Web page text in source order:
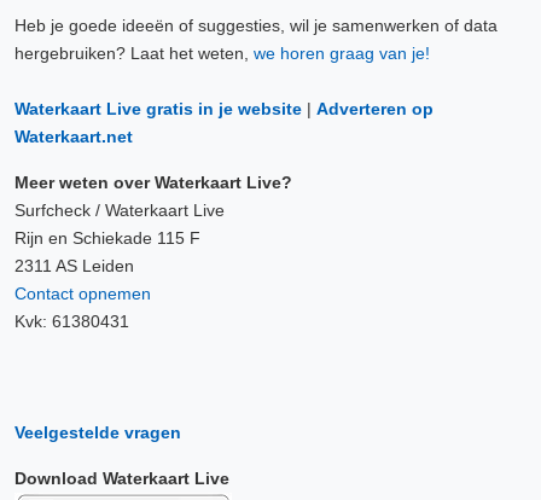
Heb je goede ideeën of suggesties, wil je samenwerken of data
hergebruiken? Laat het weten, we horen graag van je!
Waterkaart Live gratis in je website | Adverteren op
Waterkaart.net
Meer weten over Waterkaart Live?
Surfcheck / Waterkaart Live
Rijn en Schiekade 115 F
2311 AS Leiden
Contact opnemen
Kvk: 61380431
Veelgestelde vragen
Download Waterkaart Live